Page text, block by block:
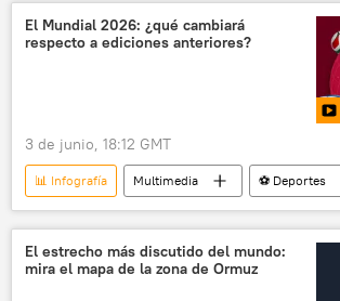
El Mundial 2026: ¿qué cambiará
respecto a ediciones anteriores?
3 de junio, 18:12 GMT
📊 Infografía Multimedia ⚽ Deportes
El estrecho más discutido del mundo:
mira el mapa de la zona de Ormuz